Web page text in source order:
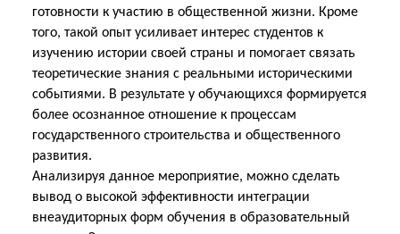
готовности к участию в общественной жизни. Кроме
того, такой опыт усиливает интерес студентов к
изучению истории своей страны и помогает связать
теоретические знания с реальными историческими
событиями. В результате у обучающихся формируется
более осознанное отношение к процессам
государственного строительства и общественного
развития.
Анализируя данное мероприятие, можно сделать
вывод о высокой эффективности интеграции
внеаудиторных форм обучения в образовательный